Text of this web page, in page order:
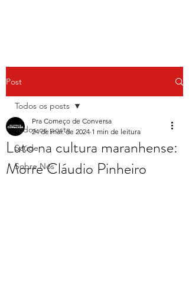
Post
Todos os posts
Saúde
Sobre Nós
Todos os posts
Luto na cultura maranhense:
Morre Cláudio Pinheiro
Pra Começo de Conversa
24 de mar. de 2024 1 min de leitura